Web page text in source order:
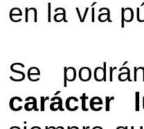
en la vía
Se
carácter